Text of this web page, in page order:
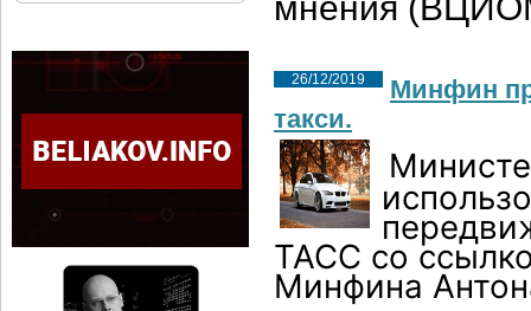
26/12/2019
Минфин
такси.
ТАСС со
Минфина